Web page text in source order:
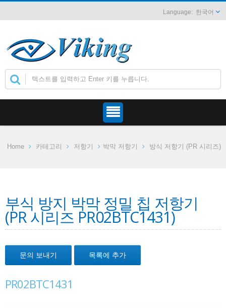
한국어
Home 카테고리 저항기 박막 저항기 방식 저항기 (PR 시리즈)
부식 방지 박막 정밀 칩 저항기
(PR 시리즈 PR02BTC1431)
문의 보내기 목록에 추가
PR02BTC1431